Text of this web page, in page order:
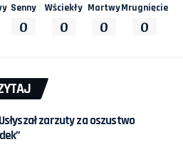
Senny
0
Wściekły
0
Martwy
0
Mrugnięcie
0
zarzuty za oszustwo